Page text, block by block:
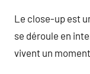
Le close-up est
se déroule en
vivent un